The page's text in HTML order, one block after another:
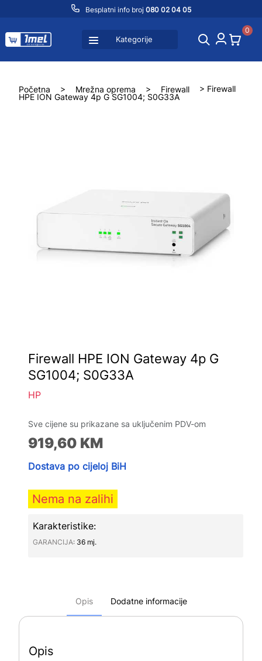
Besplatni info broj 080 02 04 05
Kategorije
0
Početna > Mrežna oprema > Firewall
> Firewall
HPE ION Gateway 4p G SG1004; S0G33A
Firewall HPE ION Gateway 4p G
SG1004; S0G33A
HP
Sve cijene su prikazane sa uključenim PDV-om
919,60 KM
Dostava po cijeloj BiH
Nema na zalihi
Karakteristike:
GARANCIJA∶ 36 mj.
Opis Dodatne informacije
Opis